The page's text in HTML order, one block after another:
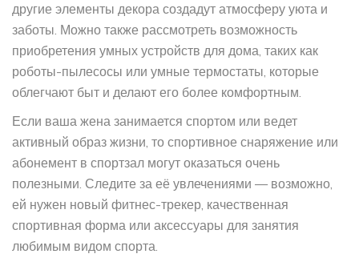
другие элементы декора создадут атмосферу уюта и
заботы. Можно также рассмотреть возможность
приобретения умных устройств для дома, таких как
роботы-пылесосы или умные термостаты, которые
облегчают быт и делают его более комфортным.
Если ваша жена занимается спортом или ведет
активный образ жизни, то спортивное снаряжение или
абонемент в спортзал могут оказаться очень
полезными. Следите за её увлечениями — возможно,
ей нужен новый фитнес-трекер, качественная
спортивная форма или аксессуары для занятия
любимым видом спорта.